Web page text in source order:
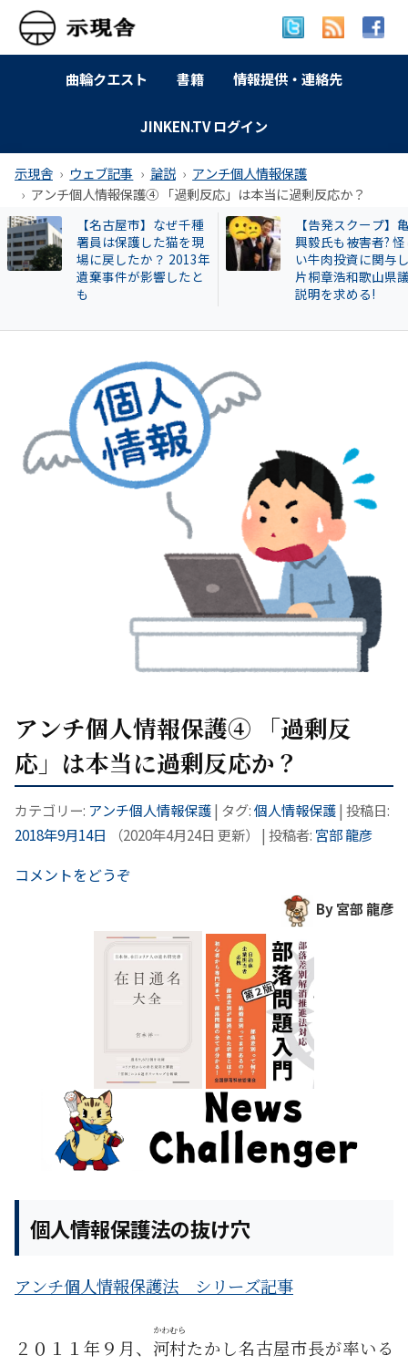
曲輪クエスト 書籍 情報提供・連絡先
JINKEN.TV ログイン
示現舎 ウェブ記事 論説
アンチ個人情報保護
アンチ個人情報保護④ 「過剰反応」は本当に過剰反応か？
【告発スクープ】亀田
興毅氏も被害者? 怪し
い牛肉投資に関与した
片桐章浩和歌山県議に
説明を求める!
【岐南町】セクハ
動その後 議員全員
〝謎ルール〟導入
会は混乱！現町長
撃すると…
アンチ個人情報保護④ 「過剰反
応」は本当に過剰反応か？
カテゴリー: アンチ個人情報保護| タグ:個人情報保護| 投稿日:
2018年9月14日
（2020年4月24日 更新） | 投稿者: 宮部 龍彦
コメントをどうぞ
By 宮部 龍彦
個人情報保護法の抜け穴
アンチ個人情報保護法 シリーズ記事
２０１１年９月、 河村
かわむら
たかし名古屋市長が率いる